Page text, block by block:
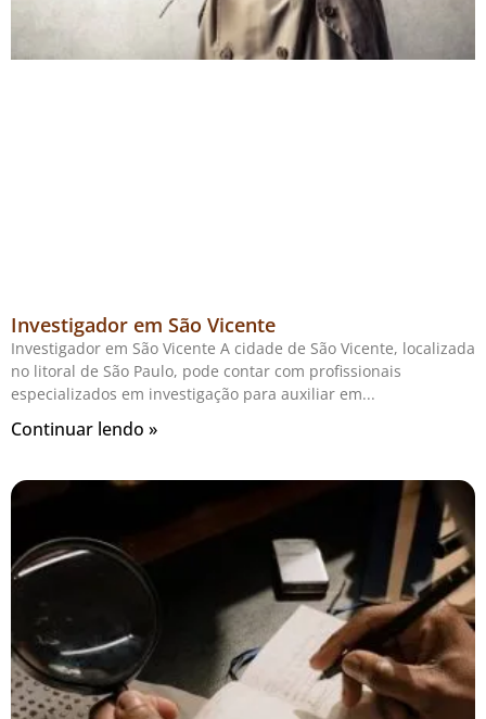
Investigador em São Vicente
Investigador em São Vicente A cidade de São Vicente, localizada
no litoral de São Paulo, pode contar com profissionais
especializados em investigação para auxiliar em
Continuar lendo »